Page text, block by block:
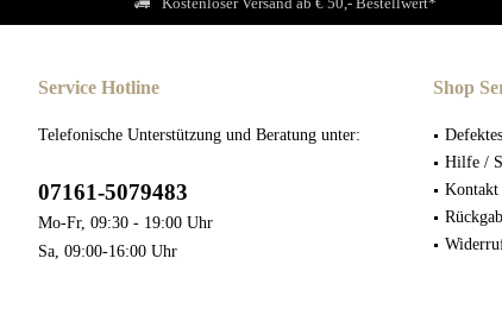
Service Hotline
Telefonische Unterstützung und Beratung unter:
07161-5079483
Mo-Fr, 09:30 - 19:00 Uhr
Sa, 09:00-16:00 Uhr
Shop
Hilfe /
Kontakt